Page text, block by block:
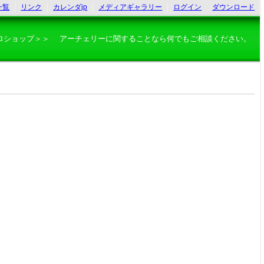
覧 リンク カレンダjp メディアギャラリー ログイン ダウンロード
ショップ＞＞ アーチェリーに関することなら何でもご相談ください。